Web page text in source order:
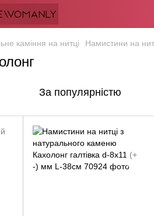
каміння на нитці Намистини на
За популярністю